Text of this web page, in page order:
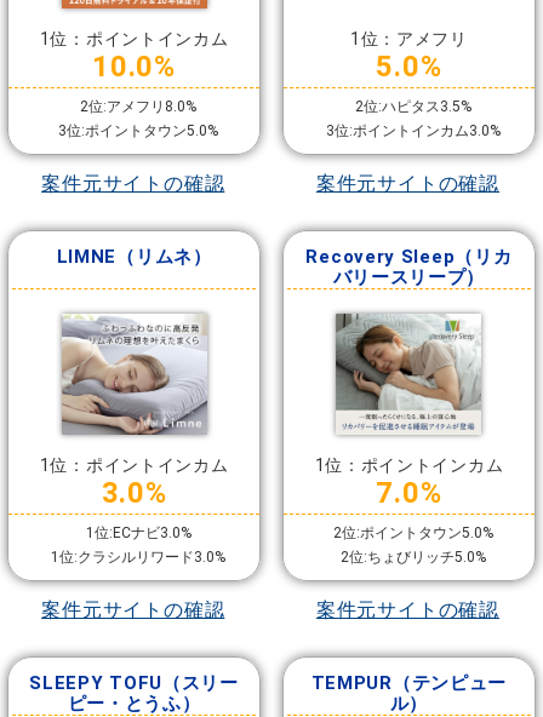
1位：ポイントインカム
10.0%
2位:アメフリ8.0%
3位:ポイントタウン5.0%
案件元サイトの確認
1位：アメフリ
5.0%
2位:ハピタス3.5%
3位:ポイントインカム3.0%
案件元サイトの確認
LIMNE（リムネ）
1位：ポイントインカム
3.0%
1位:ECナビ3.0%
1位:クラシルリワード3.0%
案件元サイトの確認
Recovery Sleep（リカ
バリースリープ）
1位：ポイントインカム
7.0%
2位:ポイントタウン5.0%
2位:ちょびリッチ5.0%
案件元サイトの確認
SLEEPY TOFU（スリー
ピー・とうふ）
TEMPUR（テンピュー
ル）